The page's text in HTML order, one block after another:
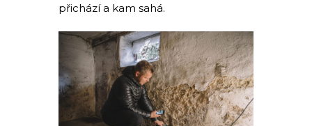
přichází a kam sahá.